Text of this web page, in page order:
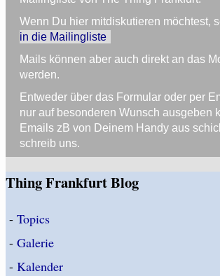
Wenn Du hier mitdiskutieren möchtest,
in die Mailingliste
Mails können aber auch direkt an das
werden.
Entweder über das Formular oder per
nur auf besonderen Wunsch ausgeben
Emails zB von Deinem Handy aus
schreib uns.
Thing Frankfurt Blog
- Topics
- Galerie
- Kalender